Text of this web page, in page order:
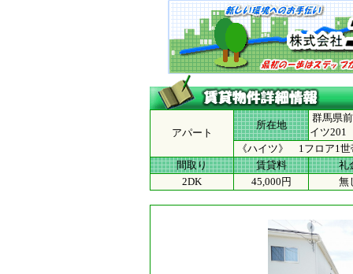
アパート
所在地
群馬県
イツ201
《ハイツ》 1フロア1
間取り
賃貸料
礼
2DK
45,000円 無